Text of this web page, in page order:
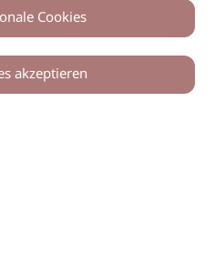
Cookies
akzeptieren